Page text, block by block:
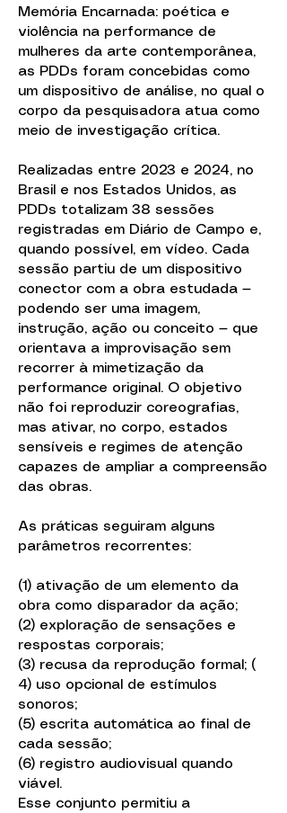
Memória Encarnada: poética e
violência na performance de
mulheres da arte contemporânea,
as PDDs foram concebidas como
um dispositivo de análise, no qual o
corpo da pesquisadora atua como
meio de investigação crítica.
Realizadas entre 2023 e 2024, no
Brasil e nos Estados Unidos, as
PDDs totalizam 38 sessões
registradas em Diário de Campo e,
quando possível, em vídeo. Cada
sessão partiu de um dispositivo
conector com a obra estudada —
podendo ser uma imagem,
instrução, ação ou conceito — que
orientava a improvisação sem
recorrer à mimetização da
performance original. O objetivo
não foi reproduzir coreografias,
mas ativar, no corpo, estados
sensíveis e regimes de atenção
capazes de ampliar a compreensão
das obras.
As práticas seguiram alguns
parâmetros recorrentes:
(1) ativação de um elemento da
obra como disparador da ação;
(2) exploração de sensações e
respostas corporais;
(3) recusa da reprodução formal; (
4) uso opcional de estímulos
sonoros;
(5) escrita automática ao final de
cada sessão;
(6) registro audiovisual quando
viável.
Esse conjunto permitiu a